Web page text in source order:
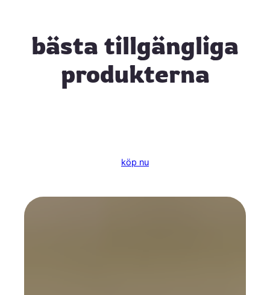
bästa tillgängliga
produkterna
köp nu